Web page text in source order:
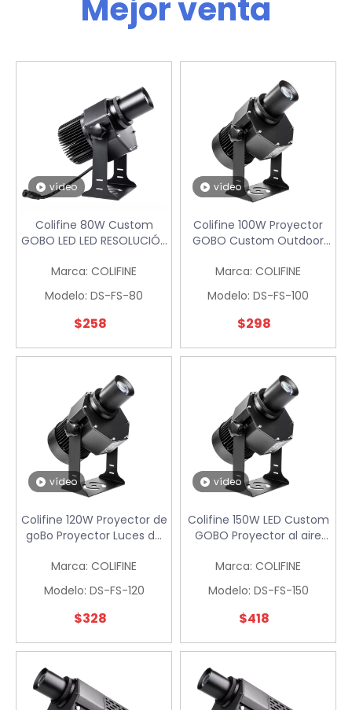
Mejor venta
vídeo
Colifine 80W Custom
GOBO LED LED RESOLUCIÓN
Ligotipo del proyecto de
luz en tierra DS-FS-80
Marca: COLIFINE
Modelo: DS-FS-80
$258
vídeo
Colifine 100W Proyector
GOBO Custom Outdoor
Personalizado Proyección
de goBo LOGO LIGHT DS-
FS-100
Marca: COLIFINE
Modelo: DS-FS-100
$298
vídeo
Colifine 120W Proyector de
goBo Proyector Luces de
logotipo para boda DS-FS-
120
Marca: COLIFINE
Modelo: DS-FS-120
$328
vídeo
Colifine 150W LED Custom
GOBO Proyector al aire
logotipo de proyección en
el piso con diseño
personalizado DS-FS-150
Marca: COLIFINE
Modelo: DS-FS-150
$418